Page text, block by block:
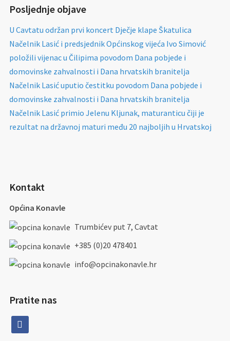
Posljednje objave
U Cavtatu održan prvi koncert Dječje klape Škatulica
Načelnik Lasić i predsjednik Općinskog vijeća Ivo Simović
položili vijenac u Čilipima povodom Dana pobjede i
domovinske zahvalnosti i Dana hrvatskih branitelja
Načelnik Lasić uputio čestitku povodom Dana pobjede i
domovinske zahvalnosti i Dana hrvatskih branitelja
Načelnik Lasić primio Jelenu Kljunak, maturanticu čiji je
rezultat na državnoj maturi među 20 najboljih u Hrvatskoj
Kontakt
Općina Konavle
Trumbićev put 7, Cavtat
+385 (0)20 478401
info@opcinakonavle.hr
Pratite nas
facebook